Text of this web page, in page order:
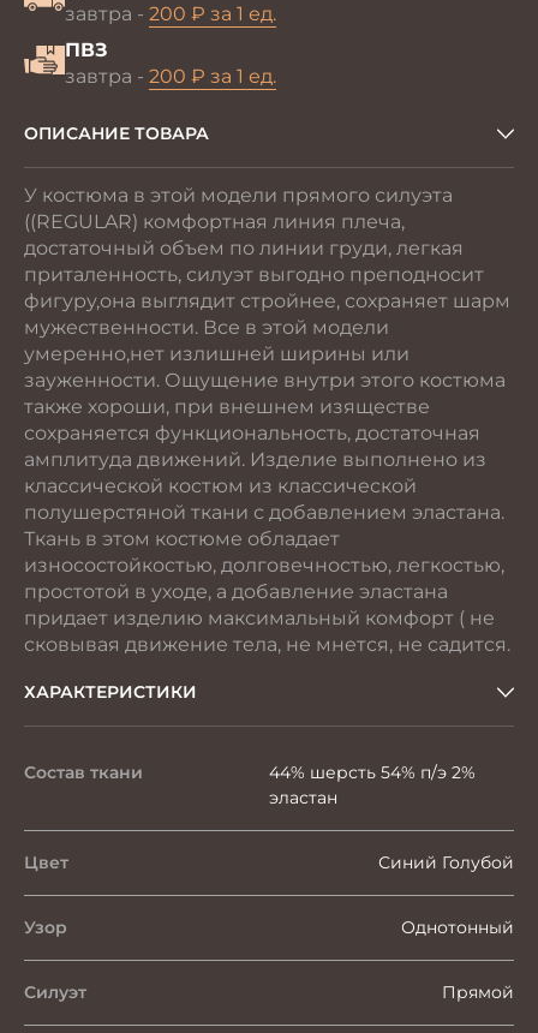
завтра - 200 ₽ за 1 ед.
ПВЗ
завтра - 200 ₽ за 1 ед.
ОПИСАНИЕ ТОВАРА
У костюма в этой модели прямого силуэта
((REGULAR) комфортная линия плеча,
достаточный объем по линии груди, легкая
приталенность, силуэт выгодно преподносит
фигуру,она выглядит стройнее, сохраняет шарм
мужественности. Все в этой модели
умеренно,нет излишней ширины или
зауженности. Ощущение внутри этого костюма
также хороши, при внешнем изяществе
сохраняется функциональность, достаточная
амплитуда движений. Изделие выполнено из
классической костюм из классической
полушерстяной ткани с добавлением эластана.
Ткань в этом костюме обладает
износостойкостью, долговечностью, легкостью,
простотой в уходе, а добавление эластана
придает изделию максимальный комфорт ( не
сковывая движение тела, не мнется, не садится.
ХАРАКТЕРИСТИКИ
Состав ткани
44% шерсть 54% п/э 2%
эластан
Цвет Синий Голубой
Узор Однотонный
Силуэт Прямой